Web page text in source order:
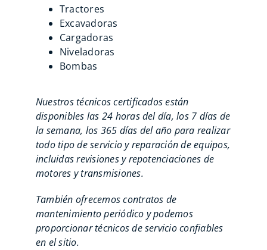
Tractores
Excavadoras
Cargadoras
Niveladoras
Bombas
Nuestros técnicos certificados están
disponibles las 24 horas del día, los 7 días de
la semana, los 365 días del año para realizar
todo tipo de servicio y reparación de equipos,
incluidas revisiones y repotenciaciones de
motores y transmisiones.
También ofrecemos contratos de
mantenimiento periódico y podemos
proporcionar técnicos de servicio confiables
en el sitio.